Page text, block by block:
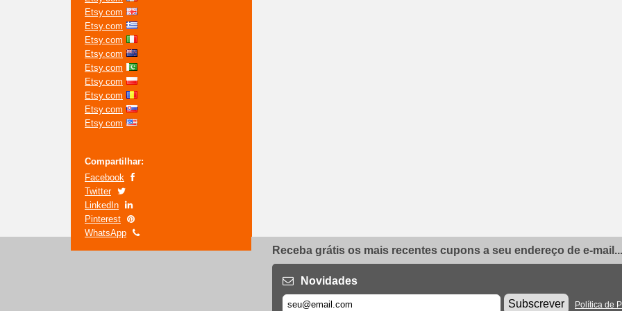
Etsy.com
Etsy.com
Etsy.com
Etsy.com
Etsy.com
Etsy.com
Etsy.com
Etsy.com
Etsy.com
Compartilhar:
Facebook
Twitter
LinkedIn
Pinterest
WhatsApp
Receba grátis os mais recentes cupons a seu endereço de e-mail...
Novidades
Subscrever
Política de